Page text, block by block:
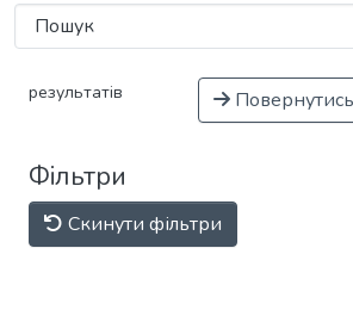
результатів
Фільтри
Скинути фільтри